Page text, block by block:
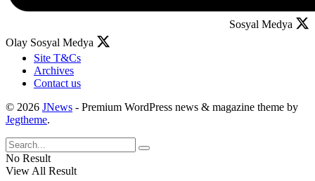
Sosyal Medya
Olay Sosyal Medya
Site T&Cs
Archives
Contact us
© 2026 JNews - Premium WordPress news & magazine theme by
Jegtheme.
No Result
View All Result